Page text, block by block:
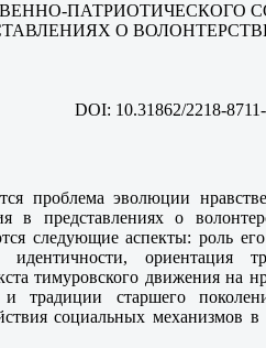
ПАТРИОТИЧЕСКОГО
О
DOI: 10.31862/2218-
проблема эволюции
в представлениях о
следующие аспекты: роль
ориентация
тимуровского движения на
и традиции старшего
социальных механизмов